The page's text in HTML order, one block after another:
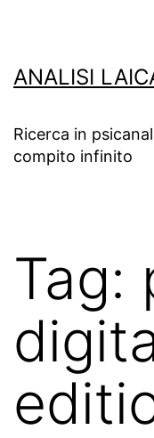
contenuto
ANALISI
Ricerca in
compito infinito
Tag: